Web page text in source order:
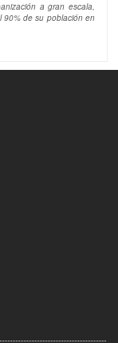
a gran escala,
90% de su población en